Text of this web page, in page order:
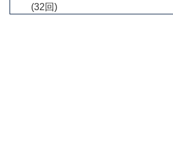
(32回)